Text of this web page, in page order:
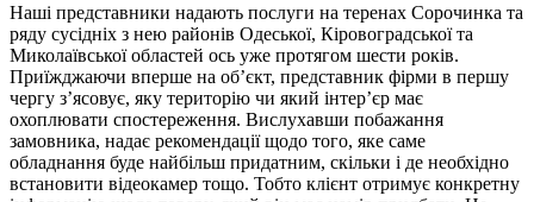
Наші представники надають послуги на теренах Сорочинка та
ряду сусідніх з нею районів Одеської, Кіровоградської та
Миколаївської областей ось уже протягом шести років.
Приїжджаючи вперше на об’єкт, представник фірми в першу
чергу з’ясовує, яку територію чи який інтер’єр має
охоплювати спостереження. Вислухавши побажання
замовника, надає рекомендації щодо того, яке саме
обладнання буде найбільш придатним, скільки і де необхідно
встановити відеокамер тощо. Тобто клієнт отримує конкретну